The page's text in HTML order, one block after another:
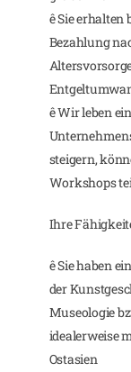
ê Sie erhalten
Bezahlung
ê Wir leben
steigern,
Workshops
Ihre
ê Sie haben
der
Museologie
idealerweise
Ostasien